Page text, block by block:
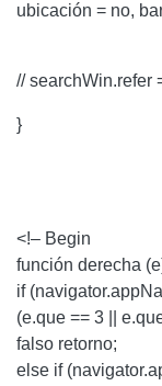
ubicación = no,
// searchWin.refer
}
<!– Begin
función derecha
if
(e.que == 3 ||
falso retorno;
else if